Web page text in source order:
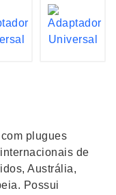
plugues
de
Austrália,
Possui